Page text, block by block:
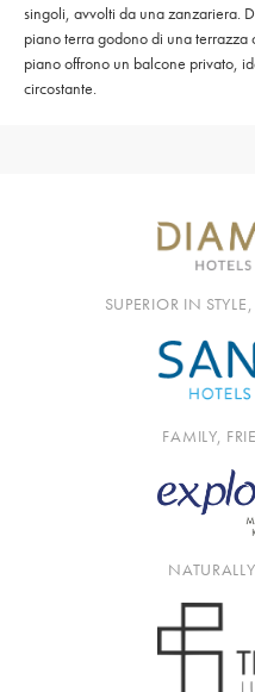
singoli, avvolti da una zanzariera.
piano terra godono di una
piano offrono un balcone privato,
circostante.
SUPERIOR IN
FAMILY,